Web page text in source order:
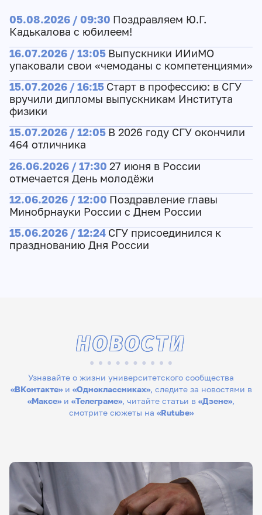
05.08.2026 / 09:30 Поздравляем Ю.Г.
Кадькалова с юбилеем!
16.07.2026 / 13:05 Выпускники ИИиМО
упаковали свои «чемоданы с компетенциями»
15.07.2026 / 16:15 Старт в профессию: в СГУ
вручили дипломы выпускникам Института
физики
15.07.2026 / 12:05 В 2026 году СГУ окончили
464 отличника
26.06.2026 / 17:30 27 июня в России
отмечается День молодёжи
12.06.2026 / 12:00 Поздравление главы
Минобрнауки России с Днем России
15.06.2026 / 12:24 СГУ присоединился к
празднованию Дня России
Узнавайте о жизни университетского сообщества
«ВКонтакте»и «Одноклассниках», следите за новостями в
«Максе» и «Телеграме», читайте статьи в «Дзене»,
смотрите сюжеты на «Rutube»
НОВОСТИ